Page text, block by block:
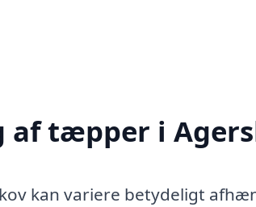
af tæpper i
kan variere betydeligt